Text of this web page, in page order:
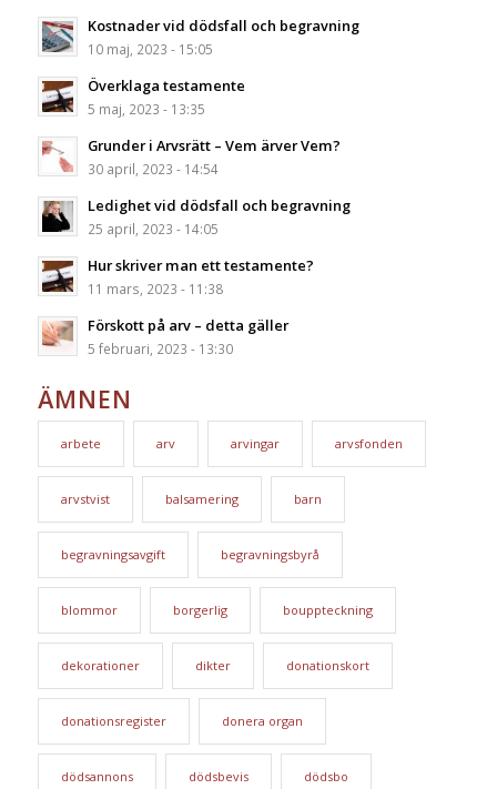
Kostnader vid dödsfall och begravning
10 maj, 2023 - 15:05
Överklaga testamente
5 maj, 2023 - 13:35
Grunder i Arvsrätt – Vem ärver Vem?
30 april, 2023 - 14:54
Ledighet vid dödsfall och begravning
25 april, 2023 - 14:05
Hur skriver man ett testamente?
11 mars, 2023 - 11:38
Förskott på arv – detta gäller
5 februari, 2023 - 13:30
ÄMNEN
arbete arv arvingar arvsfonden
arvstvist balsamering barn
begravningsavgift begravningsbyrå
blommor borgerlig bouppteckning
dekorationer dikter donationskort
donationsregister donera organ
dödsannons dödsbevis dödsbo